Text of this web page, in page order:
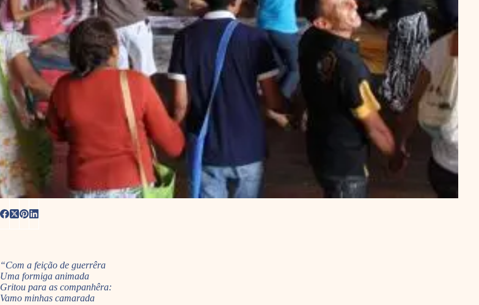
“Com a feição de guerrêra
Uma formiga animada
Gritou para as companhêra:
Vamo minhas camarada